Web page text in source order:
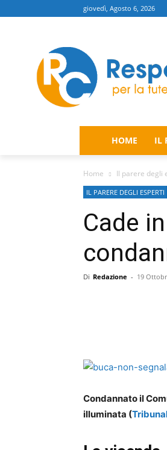
giovedì, Agosto 6, 2026
HOME IL
Home Il parere degli
IL PARERE DEGLI ESPERTI
Cade
Di Redazione - 19
Condannato il
illuminata (